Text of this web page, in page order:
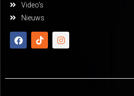
Video's
Nieuws